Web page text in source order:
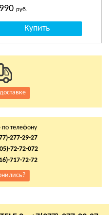
руб.
телефону
277-29-27
72-72-072
717-72-72